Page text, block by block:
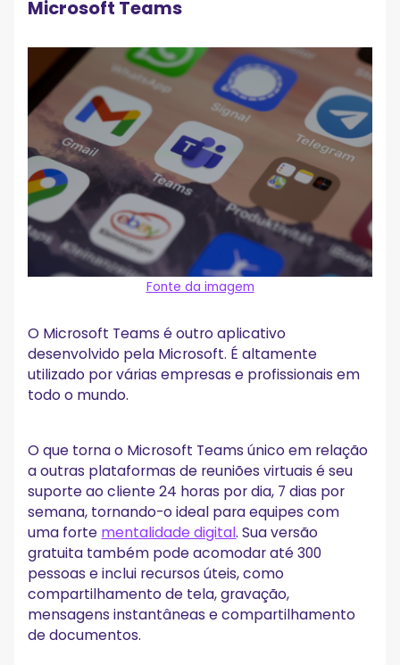
Microsoft Teams
Fonte da imagem
O Microsoft Teams é outro aplicativo
desenvolvido pela Microsoft. É altamente
utilizado por várias empresas e profissionais em
todo o mundo.
O que torna o Microsoft Teams único em relação
a outras plataformas de reuniões virtuais é seu
suporte ao cliente 24 horas por dia, 7 dias por
semana, tornando-o ideal para equipes com
uma forte mentalidade digital. Sua versão
gratuita também pode acomodar até 300
pessoas e inclui recursos úteis, como
compartilhamento de tela, gravação,
mensagens instantâneas e compartilhamento
de documentos.